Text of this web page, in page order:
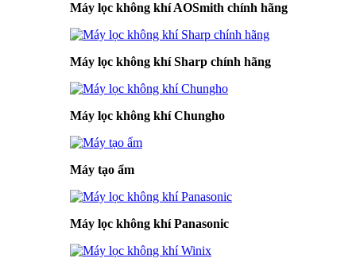
Máy lọc không khí AOSmith chính hãng
Máy lọc không khí Sharp chính hãng
Máy lọc không khí Chungho
Máy tạo ẩm
Máy lọc không khí Panasonic